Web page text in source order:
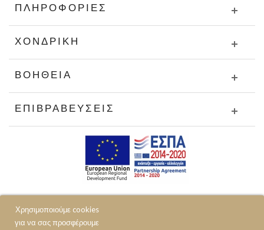
Χρησιμοποιούμε cookies
για να σας προσφέρουμε
ΠΛΗΡΟΦΟΡΊΕΣ
ΧΟΝΔΡΙΚΉ
ΒΟΉΘΕΙΑ
ΕΠΙΒΡΑΒΕΎΣΕΙΣ